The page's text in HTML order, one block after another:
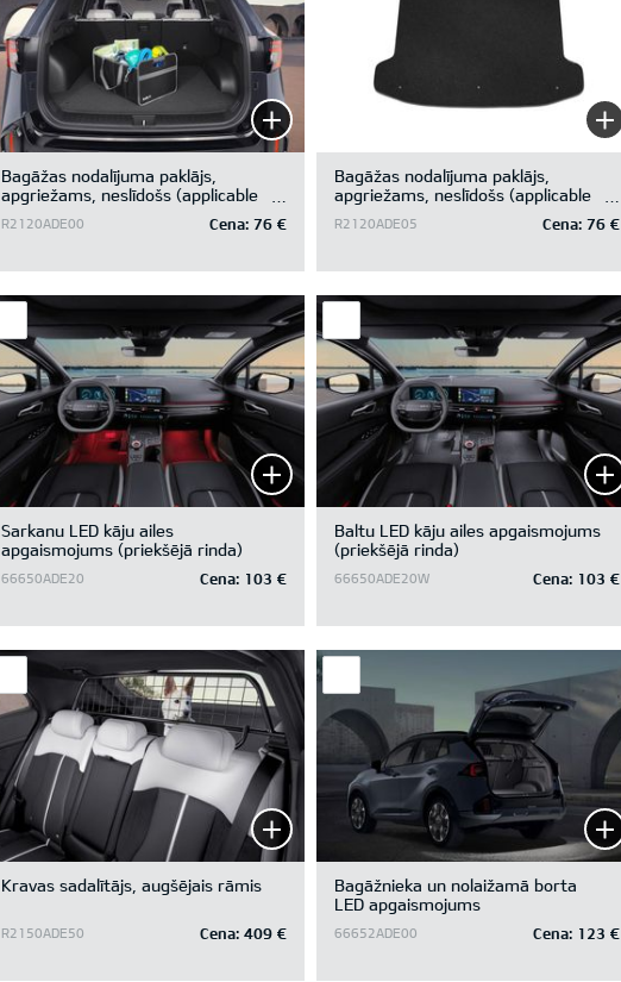
Bagāžas nodalījuma paklājs,
apgriežams, neslīdošs (applicable
R2120ADE00 Cena: 76 €
Bagāžas nodalījuma paklājs,
apgriežams, neslīdošs (applicable
R2120ADE05 Cena: 76 €
Sarkanu LED kāju ailes
apgaismojums (priekšējā rinda)
66650ADE20 Cena: 103 €
Baltu LED kāju ailes apgaismojums
(priekšējā rinda)
66650ADE20W Cena: 103 €
Kravas sadalītājs, augšējais rāmis
R2150ADE50 Cena: 409 €
Bagāžnieka un nolaižamā borta
LED apgaismojums
66652ADE00 Cena: 123 €